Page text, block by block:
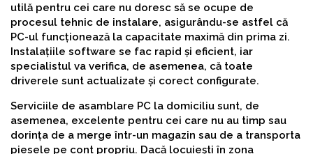
utilă pentru cei care nu doresc să se ocupe de
procesul tehnic de instalare, asigurându-se astfel că
PC-ul funcționează la capacitate maximă din prima zi.
Instalațiile software se fac rapid și eficient, iar
specialistul va verifica, de asemenea, că toate
driverele sunt actualizate și corect configurate.
Serviciile de asamblare PC la domiciliu sunt, de
asemenea, excelente pentru cei care nu au timp sau
dorința de a merge într-un magazin sau de a transporta
piesele pe cont propriu. Dacă locuiești în zona